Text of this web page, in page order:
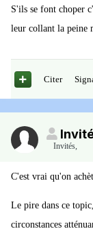
S'ils se font choper
leur collant la peine
Citer
Invités,
C'est vrai qu'on
Le pire dans ce
circonstances